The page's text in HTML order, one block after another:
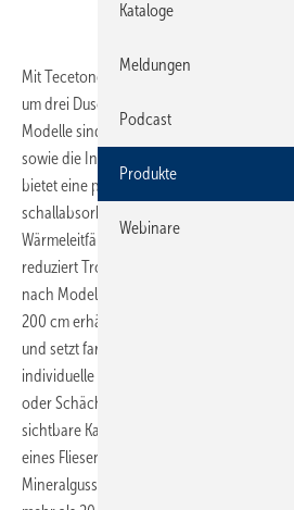
Mit ­Tecetones, ­Teceup und ­Tececore
um drei Duschflächen aus Mineralguss für
Modelle sind für den bodenebenen
sowie die Installation auf vorhandenen
bietet eine pflegeleichte, rutschhemmende
schallabsorbierende Eigenschaften und
Wärmeleitfähigkeit. Dadurch fühlt sich das
reduziert Tropf- und Fließgeräusche im
nach Modell in Breiten von 70 bis 110 cm
200 cm erhältlich. Tones ist in 20 Basis-
und setzt farb­liche Akzente in der
individuelle Zuschneiden nicht sichtbarer
oder Schächte. Bei Core können dank
sichtbare Kanten angepasst werden,
eines Fliesenrasters. Die neuen
Mineralguss-Kompetenz des spanischen
Kataloge
Meldungen
Podcast
Produkte
Webinare